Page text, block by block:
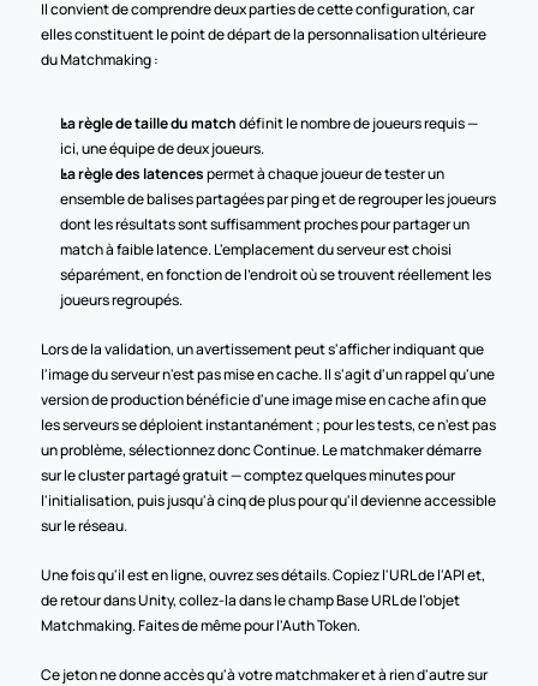
Il convient de comprendre deux parties de cette configuration, car
elles constituent le point de départ de la personnalisation ultérieure
du Matchmaking :
La règle de taille du match définit le nombre de joueurs requis —
ici, une équipe de deux joueurs.
La règle des latences permet à chaque joueur de tester un
ensemble de balises partagées par ping et de regrouper les joueurs
dont les résultats sont suffisamment proches pour partager un
match à faible latence. L'emplacement du serveur est choisi
séparément, en fonction de l'endroit où se trouvent réellement les
joueurs regroupés.
Lors de la validation, un avertissement peut s'afficher indiquant que
l'image du serveur n'est pas mise en cache. Il s'agit d'un rappel qu'une
version de production bénéficie d'une image mise en cache afin que
les serveurs se déploient instantanément ; pour les tests, ce n'est pas
un problème, sélectionnez donc Continue. Le matchmaker démarre
sur le cluster partagé gratuit — comptez quelques minutes pour
l'initialisation, puis jusqu'à cinq de plus pour qu'il devienne accessible
sur le réseau.
Une fois qu'il est en ligne, ouvrez ses détails. Copiez l'URL de l'API et,
de retour dans Unity, collez-la dans le champ Base URL de l'objet
Matchmaking. Faites de même pour l'Auth Token.
Ce jeton ne donne accès qu'à votre matchmaker et à rien d'autre sur